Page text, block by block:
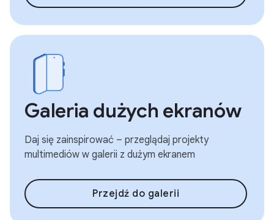
Galeria dużych ekranów
Daj się zainspirować – przeglądaj projekty
multimediów w galerii z dużym ekranem
Przejdź do galerii